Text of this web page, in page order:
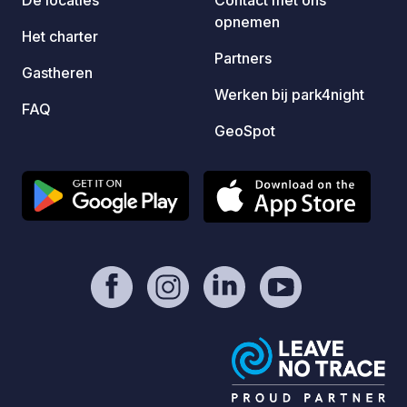
Het charter
Gastheren
FAQ
opnemen
Partners
Werken bij park4night
GeoSpot